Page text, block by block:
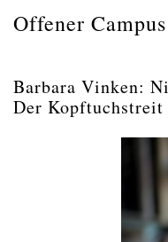
Offener Campus
Barbara Vinken:
Der Kopftuchstreit